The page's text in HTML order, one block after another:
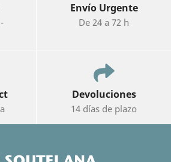
Envío Urgente
De 24 a 72 h
Devoluciones
14 días de plazo